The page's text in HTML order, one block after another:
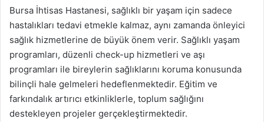
Bursa İhtisas Hastanesi, sağlıklı bir yaşam için sadece
hastalıkları tedavi etmekle kalmaz, aynı zamanda önleyici
sağlık hizmetlerine de büyük önem verir. Sağlıklı yaşam
programları, düzenli check-up hizmetleri ve aşı
programları ile bireylerin sağlıklarını koruma konusunda
bilinçli hale gelmeleri hedeflenmektedir. Eğitim ve
farkındalık artırıcı etkinliklerle, toplum sağlığını
destekleyen projeler gerçekleştirmektedir.